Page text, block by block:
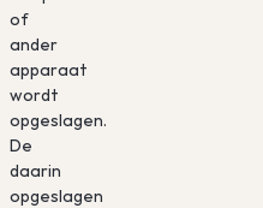
of
ander
apparaat
wordt
opgeslagen.
De
daarin
opgeslagen